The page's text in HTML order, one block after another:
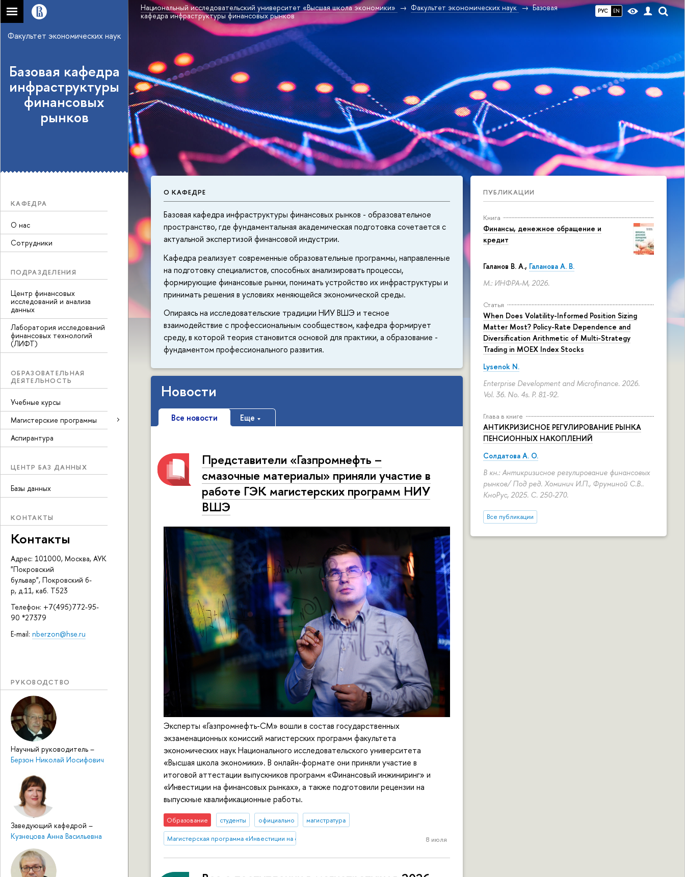
РУС EN
Национальный исследовательский университет «Высшая школа экономики» Факультет экономических наук
Базовая
кафедра инфраструктуры финансовых рынков
Факультет экономических наук
Базовая кафедра
инфраструктуры
финансовых
рынков
КАФЕДРА
О нас
Сотрудники
ПОДРАЗДЕЛЕНИЯ
Центр финансовых
исследований и анализа
данных
Лаборатория исследований
финансовых технологий
(ЛИФТ)
ОБРАЗОВАТЕЛЬНАЯ
ДЕЯТЕЛЬНОСТЬ
Учебные курсы
Магистерские программы
Аспирантура
ЦЕНТР БАЗ ДАННЫХ
Базы данных
КОНТАКТЫ
Контакты
Адрес: 101000, Москва, АУК
"Покровский
бульвар", Покровский б-
р, д.11, каб. Т523
Телефон: +7(495)772-95-
90 *27379
E-mail: nberzon@hse.ru
РУКОВОДСТВО
Научный руководитель –
Берзон Николай Иосифович
Заведующий кафедрой –
Кузнецова Анна Васильевна
ПУБЛИКАЦИИ
Книга
Финансы, денежное обращение и
кредит
Галанов В. А., Галанова А. В.
М.: ИНФРА-М, 2026.
Статья
When Does Volatility-Informed Position Sizing
Matter Most? Policy-Rate Dependence and
Diversification Arithmetic of Multi-Strategy
Trading in MOEX Index Stocks
Lysenok N.
Enterprise Development and Microfinance. 2026.
Vol. 36. No. 4s. P. 81-92.
Глава в книге
АНТИКРИЗИСНОЕ РЕГУЛИРОВАНИЕ РЫНКА
ПЕНСИОННЫХ НАКОПЛЕНИЙ
Солдатова А. О.
В кн.: Антикризисное регулирование финансовых
рынков/ Под ред. Хоминич И.П., Фруминой С.В..
КноРус, 2025. С. 250-270.
Все публикации
О КАФЕДРЕ
Базовая кафедра инфраструктуры финансовых рынков - образовательное
пространство, где фундаментальная академическая подготовка сочетается с
актуальной экспертизой финансовой индустрии.
Кафедра реализует современные образовательные программы, направленные
на подготовку специалистов, способных анализировать процессы,
формирующие финансовые рынки, понимать устройство их инфраструктуры и
принимать решения в условиях меняющейся экономической среды.
Опираясь на исследовательские традиции НИУ ВШЭ и тесное
взаимодействие с профессиональным сообществом, кафедра формирует
среду, в которой теория становится основой для практики, а образование -
фундаментом профессионального развития.
Новости
Все новости Еще
Представители «Газпромнефть –
смазочные материалы» приняли участие в
работе ГЭК магистерских программ НИУ
ВШЭ
Эксперты «Газпромнефть-СМ» вошли в состав государственных
экзаменационных комиссий магистерских программ факультета
экономических наук Национального исследовательского университета
«Высшая школа экономики». В онлайн-формате они приняли участие в
итоговой аттестации выпускников программ «Финансовый инжиниринг» и
«Инвестиции на финансовых рынках», а также подготовили рецензии на
выпускные квалификационные работы.
Образование студенты официально магистратура
Магистерская программа «Инвестиции на финансовых рынках» 8 июля